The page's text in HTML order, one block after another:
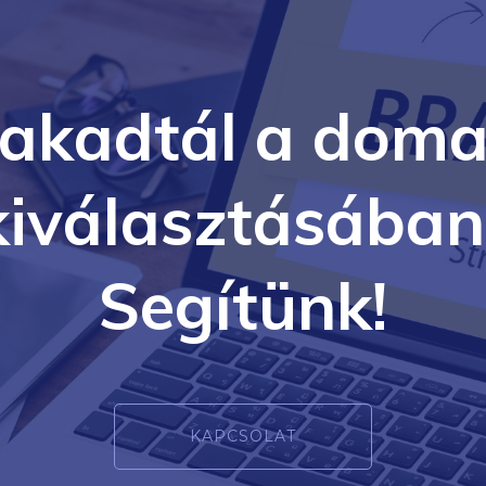
a
Segítünk!
KAPCSOLAT